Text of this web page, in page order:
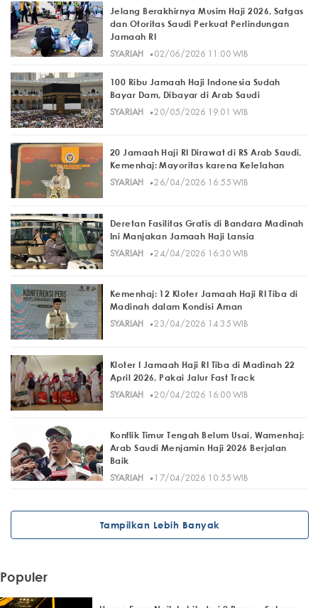
Jelang Berakhirnya Musim Haji 2026, Satgas
dan Otoritas Saudi Perkuat Perlindungan
Jamaah RI
SYARIAH
· 02/06/2026 11:00 WIB
100 Ribu Jamaah Haji Indonesia Sudah
Bayar Dam, Dibayar di Arab Saudi
SYARIAH
· 20/05/2026 19:01 WIB
20 Jamaah Haji RI Dirawat di RS Arab Saudi,
Kemenhaj: Mayoritas karena Kelelahan
SYARIAH
· 26/04/2026 16:55 WIB
Deretan Fasilitas Gratis di Bandara Madinah
Ini Manjakan Jamaah Haji Lansia
SYARIAH
· 24/04/2026 16:30 WIB
Kemenhaj: 12 Kloter Jamaah Haji RI Tiba di
Madinah dalam Kondisi Aman
SYARIAH
· 23/04/2026 14:35 WIB
Kloter I Jamaah Haji RI Tiba di Madinah 22
April 2026, Pakai Jalur Fast Track
SYARIAH
· 20/04/2026 16:00 WIB
Konflik Timur Tengah Belum Usai, Wamenhaj:
Arab Saudi Menjamin Haji 2026 Berjalan
Baik
SYARIAH
· 17/04/2026 10:55 WIB
Tampilkan Lebih Banyak
Populer